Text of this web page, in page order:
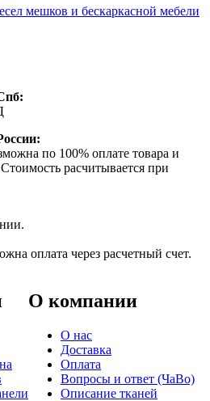
мешков и бескаркасной мебели
по 100% оплате товара и
расчитывается при
оплата через расчетный счет.
О компании
О нас
Доставка
Оплата
Вопросы и ответ (ЧаВо)
Описание тканей